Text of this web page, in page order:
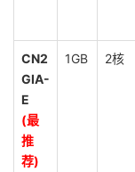
CN2
GIA-
E
(最
推
荐)
1GB 2核